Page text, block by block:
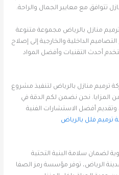
تتوافق مع معايير الجمال والراحة.
منازل بالرياض مجموعة متنوعة
الداخلية والخارجية إلى إصلاح
أحدث التقنيات وأفضل المواد
ترميم منازل بالرياض لتنفيذ مشروع
المزايا. نحن نضمن لكم الدقة في
وتقديم أفضل الاستشارات الفنية
ترميم فلل بالرياض
لضمان سلامة البنية التحتية
الرياض، توفر مؤسسة رمز الصفا